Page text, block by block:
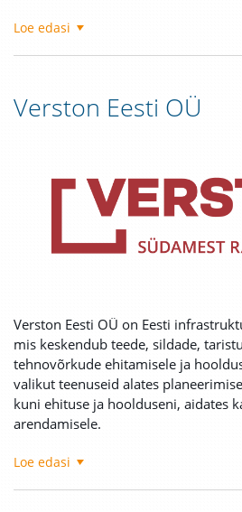
Loe edasi
Verston Eesti OÜ
Verston Eesti OÜ on Eesti
mis keskendub teede, sildade,
tehnovõrkude ehitamisele ja
valikut teenuseid alates
kuni ehituse ja hoolduseni, aidates
arendamisele.
Loe edasi